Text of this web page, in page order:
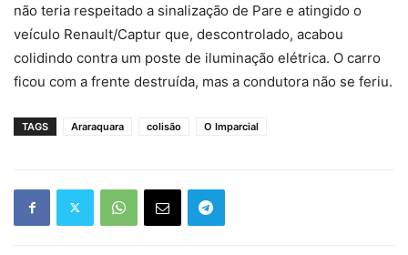
não teria respeitado a sinalização de Pare e atingido o
veículo Renault/Captur que, descontrolado, acabou
colidindo contra um poste de iluminação elétrica. O carro
ficou com a frente destruída, mas a condutora não se feriu.
TAGS Araraquara colisão O Imparcial